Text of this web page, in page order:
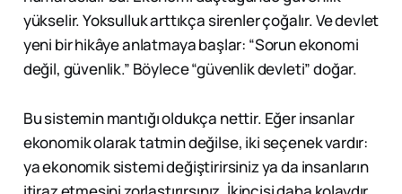
yükselir. Yoksulluk arttıkça sirenler çoğalır. Ve devlet
yeni bir hikâye anlatmaya başlar: “Sorun ekonomi
değil, güvenlik.” Böylece “güvenlik devleti” doğar.
Bu sistemin mantığı oldukça nettir. Eğer insanlar
ekonomik olarak tatmin değilse, iki seçenek vardır:
ya ekonomik sistemi değiştirirsiniz ya da insanların